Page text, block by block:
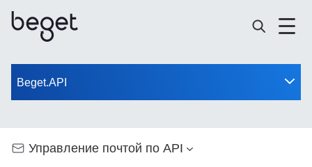
Beget.API
Управление почтой по API